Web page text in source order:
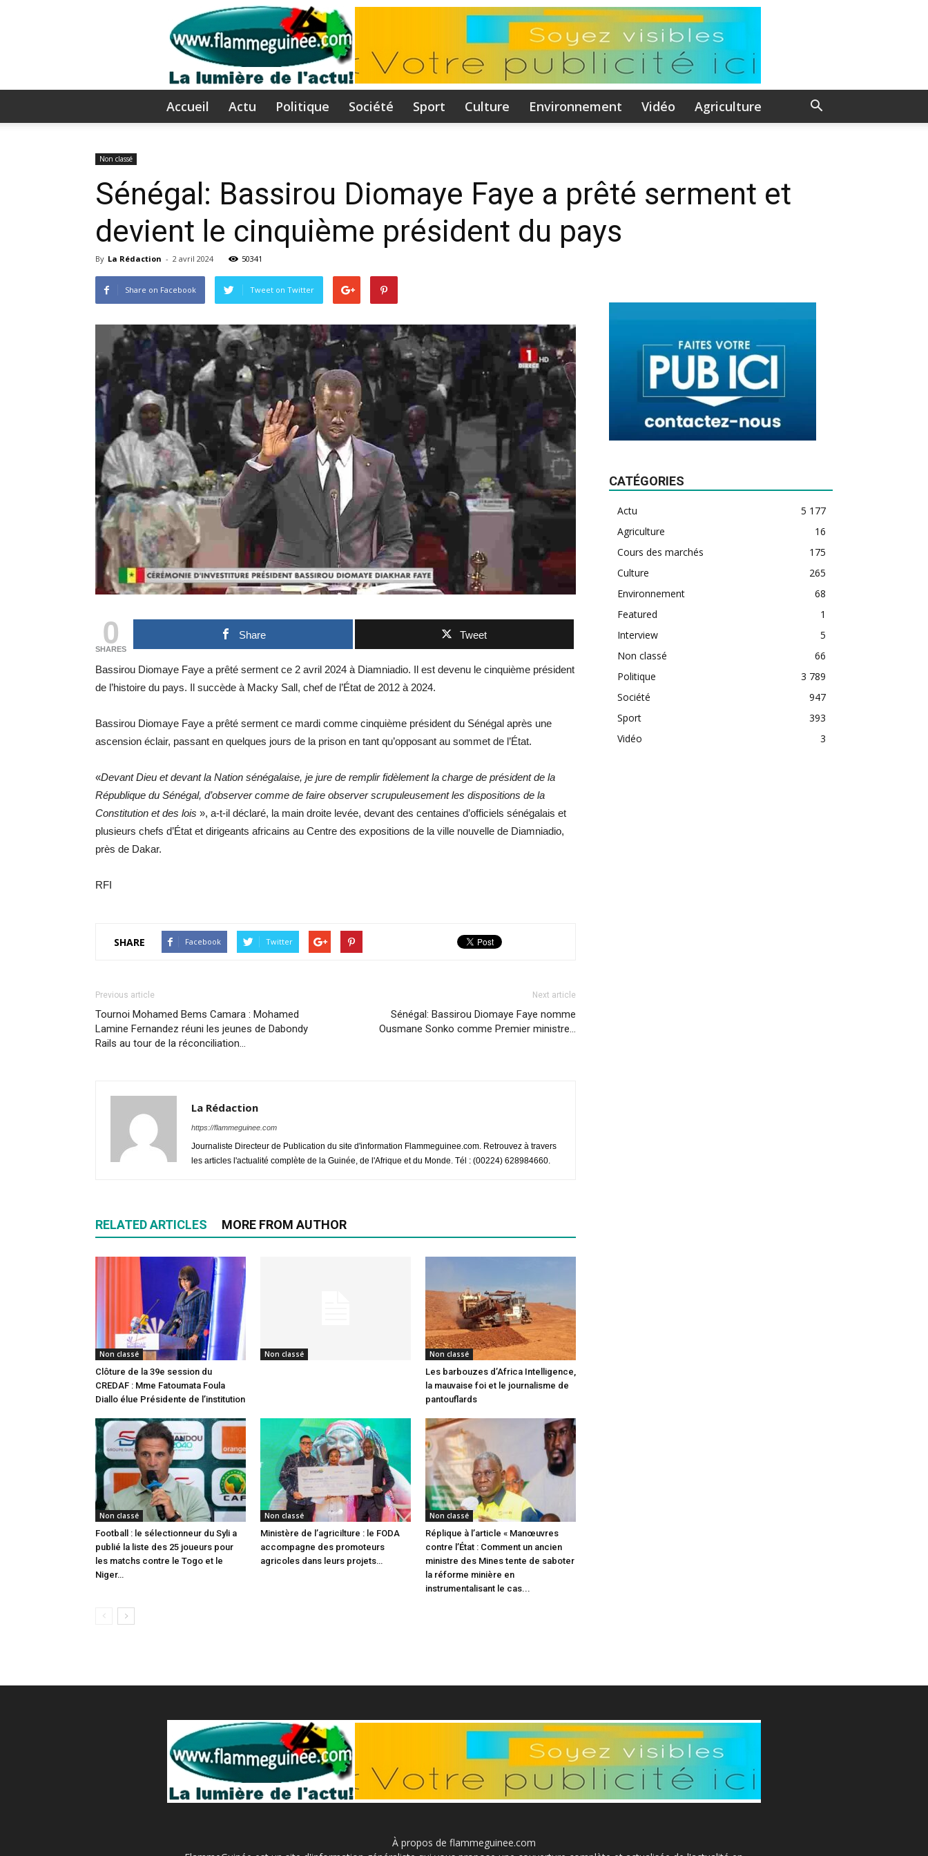
I
lumière
d'actualité!
Accueil Actu Politique Société Sport Culture Environnement Vidéo Agriculture
Non classé
Sénégal: Bassirou Diomaye Faye a prêté serment et
devient le cinquième président du pays
By La Rédaction - 2 avril 2024 50341
Share on Facebook Tweet on Twitter
0
SHARES
Share Tweet
Bassirou Diomaye Faye a prêté serment ce 2 avril 2024 à Diamniadio. Il est devenu le cinquième président
de l’histoire du pays. Il succède à Macky Sall, chef de l’État de 2012 à 2024.
Bassirou Diomaye Faye a prêté serment ce mardi comme cinquième président du Sénégal après une
ascension éclair, passant en quelques jours de la prison en tant qu’opposant au sommet de l’État.
«Devant Dieu et devant la Nation sénégalaise, je jure de remplir fidèlement la charge de président de la
République du Sénégal, d’observer comme de faire observer scrupuleusement les dispositions de la
Constitution et des lois », a-t-il déclaré, la main droite levée, devant des centaines d’officiels sénégalais et
plusieurs chefs d’État et dirigeants africains au Centre des expositions de la ville nouvelle de Diamniadio,
près de Dakar.
RFI
SHARE Facebook Twitter
Previous article
Tournoi Mohamed Bems Camara : Mohamed
Lamine Fernandez réuni les jeunes de Dabondy
Rails au tour de la réconciliation…
Next article
Sénégal: Bassirou Diomaye Faye nomme
Ousmane Sonko comme Premier ministre…
La Rédaction
https://flammeguinee.com
Journaliste Directeur de Publication du site d'information Flammeguinee.com. Retrouvez à travers
les articles l'actualité complète de la Guinée, de l'Afrique et du Monde. Tél : (00224) 628984660.
RELATED ARTICLES MORE FROM AUTHOR
Non classé
Clôture de la 39e session du
CREDAF : Mme Fatoumata Foula
Diallo élue Présidente de l’institution
Non classé Non classé
Les barbouzes d’Africa Intelligence,
la mauvaise foi et le journalisme de
pantouflards
Non classé
Football : le sélectionneur du Syli a
publié la liste des 25 joueurs pour
les matchs contre le Togo et le
Niger…
Non classé
Ministère de l’agricilture : le FODA
accompagne des promoteurs
agricoles dans leurs projets…
Non classé
Réplique à l’article « Manœuvres
contre l’État : Comment un ancien
ministre des Mines tente de saboter
la réforme minière en
instrumentalisant le cas...
CATÉGORIES
Actu
5 177
Agriculture
16
Cours des marchés
175
Culture
265
Environnement
68
Featured
1
Interview
5
Non classé
66
Politique
3 789
Société
947
Sport
393
Vidéo
3
À propos de flammeguinee.com